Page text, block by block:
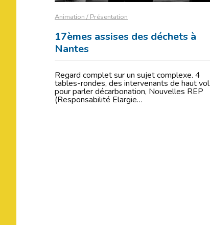
Animation / Présentation
17èmes assises des déchets à
Nantes
Regard complet sur un sujet complexe. 4
tables-rondes, des intervenants de haut vol
pour parler décarbonation, Nouvelles REP
(Responsabilité Elargie…